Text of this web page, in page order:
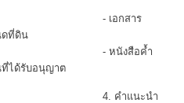
สาร
ดที่ดิน
อค้ำ
ที่ได้รับอนุญาต
นะนำ